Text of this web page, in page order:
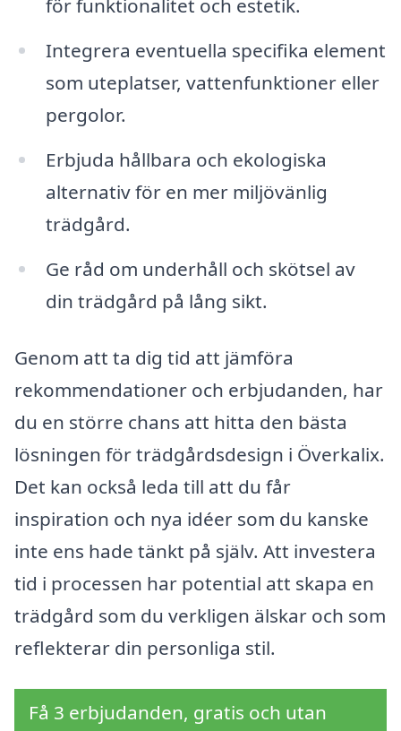
för funktionalitet och estetik.
Integrera eventuella specifika element
som uteplatser, vattenfunktioner eller
pergolor.
Erbjuda hållbara och ekologiska
alternativ för en mer miljövänlig
trädgård.
Ge råd om underhåll och skötsel av
din trädgård på lång sikt.
Genom att ta dig tid att jämföra
rekommendationer och erbjudanden, har
du en större chans att hitta den bästa
lösningen för trädgårdsdesign i Överkalix.
Det kan också leda till att du får
inspiration och nya idéer som du kanske
inte ens hade tänkt på själv. Att investera
tid i processen har potential att skapa en
trädgård som du verkligen älskar och som
reflekterar din personliga stil.
Få 3 erbjudanden, gratis och utan